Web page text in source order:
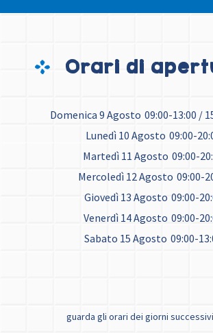
Orari di
Domenica 9 Agosto 09:00-13:00 /
Lunedì 10 Agosto 09:00-
Martedì 11 Agosto 09:00-
Mercoledì 12 Agosto 09:00-
Giovedì 13 Agosto 09:00-
Venerdì 14 Agosto 09:00-
Sabato 15 Agosto 09:00-
guarda gli orari dei giorni successivi